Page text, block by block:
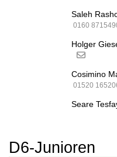
Saleh
0160
Holger
Cosimino
01520
Seare
D6-Junioren